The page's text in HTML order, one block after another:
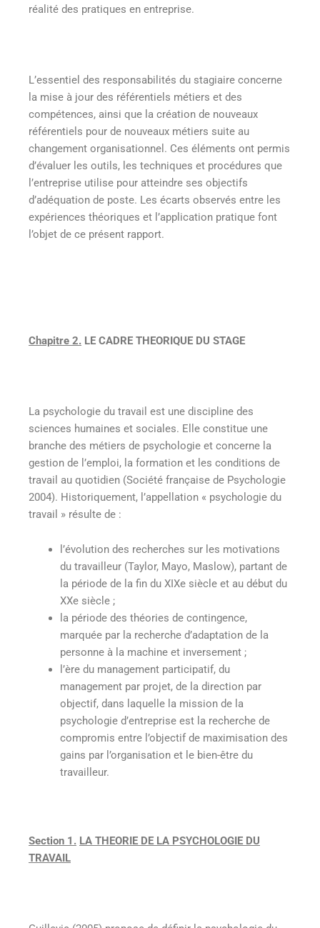
réalité des pratiques en entreprise.
L’essentiel des responsabilités du stagiaire concerne
la mise à jour des référentiels métiers et des
compétences, ainsi que la création de nouveaux
référentiels pour de nouveaux métiers suite au
changement organisationnel. Ces éléments ont permis
d’évaluer les outils, les techniques et procédures que
l’entreprise utilise pour atteindre ses objectifs
d’adéquation de poste. Les écarts observés entre les
expériences théoriques et l’application pratique font
l’objet de ce présent rapport.
Chapitre 2. LE CADRE THEORIQUE DU STAGE
La psychologie du travail est une discipline des
sciences humaines et sociales. Elle constitue une
branche des métiers de psychologie et concerne la
gestion de l’emploi, la formation et les conditions de
travail au quotidien (Société française de Psychologie
2004). Historiquement, l’appellation « psychologie du
travail » résulte de :
l’évolution des recherches sur les motivations
du travailleur (Taylor, Mayo, Maslow), partant de
la période de la fin du XIXe siècle et au début du
XXe siècle ;
la période des théories de contingence,
marquée par la recherche d’adaptation de la
personne à la machine et inversement ;
l’ère du management participatif, du
management par projet, de la direction par
objectif, dans laquelle la mission de la
psychologie d’entreprise est la recherche de
compromis entre l’objectif de maximisation des
gains par l’organisation et le bien-être du
travailleur.
Section 1. LA THEORIE DE LA PSYCHOLOGIE DU
TRAVAIL